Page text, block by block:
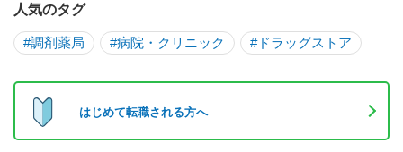
人気のタグ
#調剤薬局 #病院・クリニック #ドラッグストア
はじめて転職される方へ